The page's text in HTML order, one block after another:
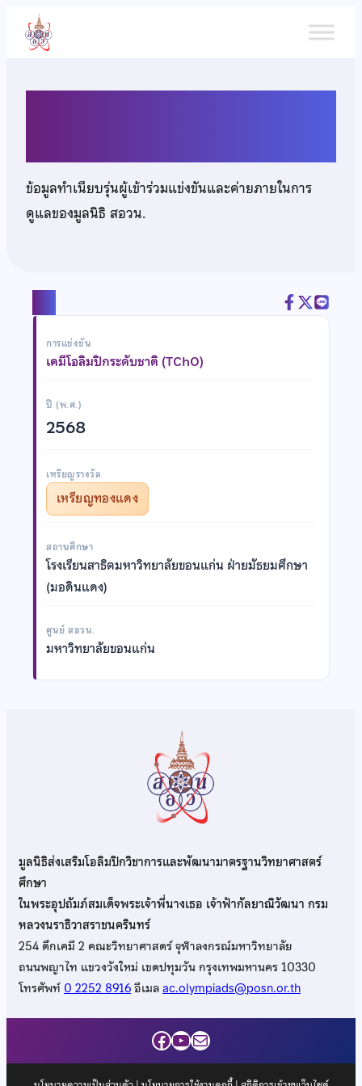
เนื้อหา
ข้อมูลทำเนียบรุ่นผู้เข้าร่วมแข่งขันและค่ายภายในการ
ดูแลของมูลนิธิ สอวน.
การแข่งขัน
เคมีโอลิมปิกระดับชาติ (TChO)
ปี (พ.ศ.)
2568
เหรียญรางวัล
เหรียญทองแดง
สถานศึกษา
โรงเรียนสาธิตมหาวิทยาลัยขอนแก่น ฝ่ายมัธยมศึกษา
(มอดินแดง)
ศูนย์ สอวน.
มหาวิทยาลัยขอนแก่น
มูลนิธิส่งเสริมโอลิมปิกวิชาการและพัฒนามาตรฐานวิทยาศาสตร์
ศึกษา
ในพระอุปถัมภ์สมเด็จพระเจ้าพี่นางเธอ เจ้าฟ้ากัลยาณิวัฒนา กรม
หลวงนราธิวาสราชนครินทร์
254 ตึกเคมี 2 คณะวิทยาศาสตร์ จุฬาลงกรณ์มหาวิทยาลัย
ถนนพญาไท แขวงวังใหม่ เขตปทุมวัน กรุงเทพมหานคร 10330
โทรศัพท์0 2252 8916อีเมลac.olympiads@posn.or.th
Facebook
YouTube
Mail